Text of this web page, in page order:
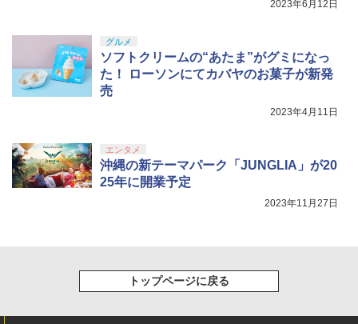
2023年6月12日
グルメ
ソフトクリームの“あたま”がグミになっ
た！ ローソンにてカバヤのお菓子が新発
売
2023年4月11日
エンタメ
沖縄の新テーマパーク「JUNGLIA」が20
25年に開業予定
2023年11月27日
トップページに戻る